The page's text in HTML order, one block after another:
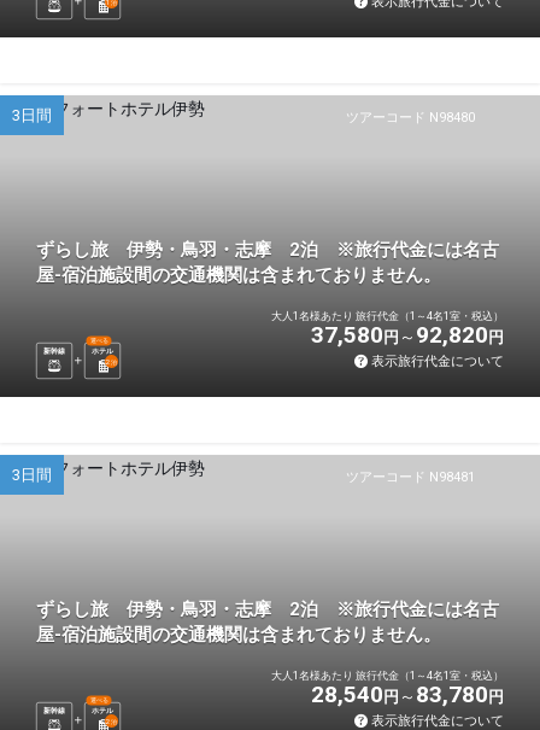
泊
ツアーコード N98480
3日間
ずらし旅 伊勢・鳥羽・志摩 2泊 ※旅行代金には名古
屋-宿泊施設間の交通機関は含まれておりません。
新幹線 ホテル
選べる
2泊
大人1名様あたり 旅行代金（1～4名1室・税込）
37,580 円 92,820 円
表示旅行代金について
ツアーコード N98481
3日間
ずらし旅 伊勢・鳥羽・志摩 2泊 ※旅行代金には名古
屋-宿泊施設間の交通機関は含まれておりません。
新幹線 ホテル
選べる
2泊
大人1名様あたり 旅行代金（1～4名1室・税込）
28,540 円 83,780 円
表示旅行代金について